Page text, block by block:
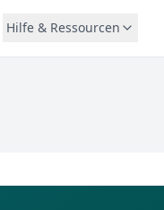
Hilfe & Ressourcen